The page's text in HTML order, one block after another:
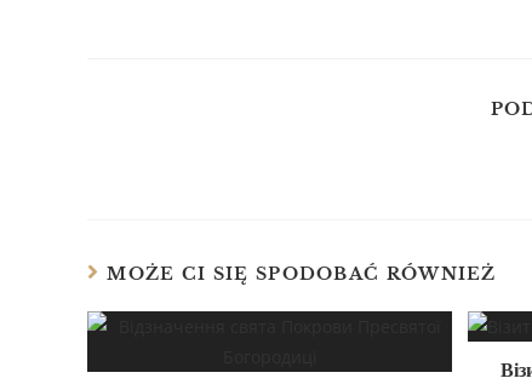
MOŻE CI SIĘ SPODOBAĆ RÓWNIEŻ